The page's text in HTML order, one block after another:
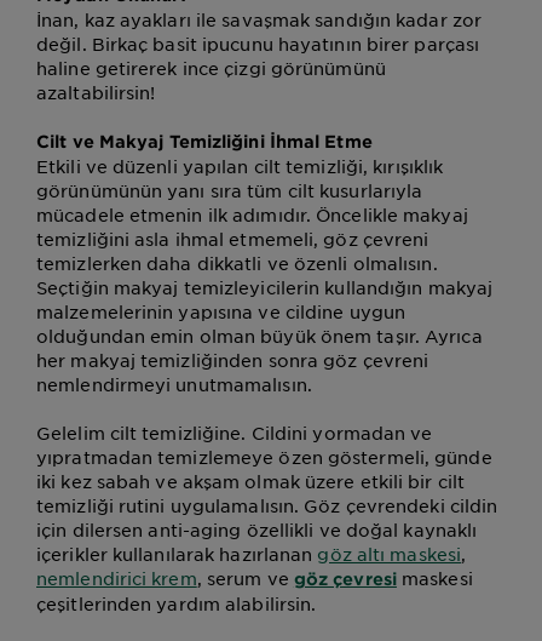
İnan, kaz ayakları ile savaşmak sandığın kadar zor
değil. Birkaç basit ipucunu hayatının birer parçası
haline getirerek ince çizgi görünümünü
azaltabilirsin!
Cilt ve Makyaj Temizliğini İhmal Etme
Etkili ve düzenli yapılan cilt temizliği, kırışıklık
görünümünün yanı sıra tüm cilt kusurlarıyla
mücadele etmenin ilk adımıdır. Öncelikle makyaj
temizliğini asla ihmal etmemeli, göz çevreni
temizlerken daha dikkatli ve özenli olmalısın.
Seçtiğin makyaj temizleyicilerin kullandığın makyaj
malzemelerinin yapısına ve cildine uygun
olduğundan emin olman büyük önem taşır. Ayrıca
her makyaj temizliğinden sonra göz çevreni
nemlendirmeyi unutmamalısın.
Gelelim cilt temizliğine. Cildini yormadan ve
yıpratmadan temizlemeye özen göstermeli, günde
iki kez sabah ve akşam olmak üzere etkili bir cilt
temizliği rutini uygulamalısın. Göz çevrendeki cildin
için dilersen anti-aging özellikli ve doğal kaynaklı
içerikler kullanılarak hazırlanan göz altı maskesi,
nemlendirici krem, serum ve göz çevresimaskesi
çeşitlerinden yardım alabilirsin.